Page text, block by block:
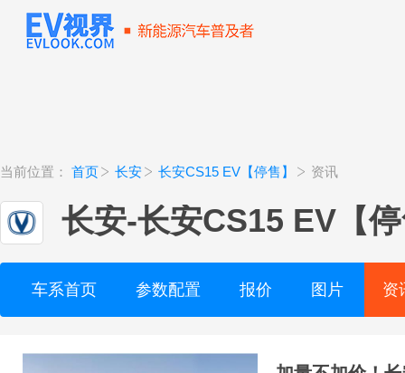
当前位置： 首页 长安 长安CS15 EV【停售】 资讯
长安-长安CS15 EV【
车系首页 参数配置 报价 图片 资